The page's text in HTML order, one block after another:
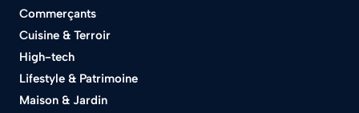
Commerçants
Cuisine & Terroir
High-tech
Lifestyle & Patrimoine
Maison & Jardin